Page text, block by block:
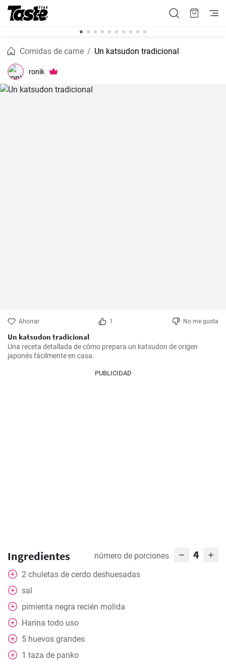
Comidas de carne Un katsudon tradicional
ronik
Ahorrar 1 No me gusta
Un katsudon tradicional
Una receta detallada de cómo prepara un katsudon de origen
japonés fácilmente en casa.
PUBLICIDAD
Ingredientes número de porciones 4
2 chuletas de cerdo deshuesadas
sal
pimienta negra recién molida
Harina todo uso
5 huevos grandes
1 taza de panko